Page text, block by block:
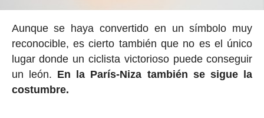
Aunque se haya convertido en un símbolo muy
reconocible, es cierto también que no es el único
lugar donde un ciclista victorioso puede conseguir
un león. En la París-Niza también se sigue la
costumbre.